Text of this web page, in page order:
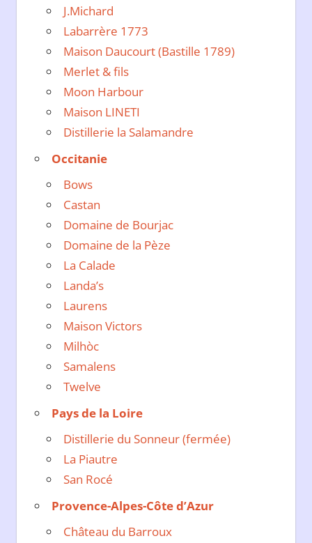
J.Michard
Labarrère 1773
Maison Daucourt (Bastille 1789)
Merlet & fils
Moon Harbour
Maison LINETI
Distillerie la Salamandre
Occitanie
Bows
Castan
Domaine de Bourjac
Domaine de la Pèze
La Calade
Landa’s
Laurens
Maison Victors
Milhòc
Samalens
Twelve
Pays de la Loire
Distillerie du Sonneur (fermée)
La Piautre
San Rocé
Provence-Alpes-Côte d’Azur
Château du Barroux